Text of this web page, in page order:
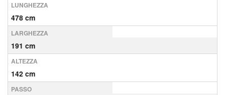
LUNGHEZZA
478 cm
LARGHEZZA
191 cm
ALTEZZA
142 cm
PASSO